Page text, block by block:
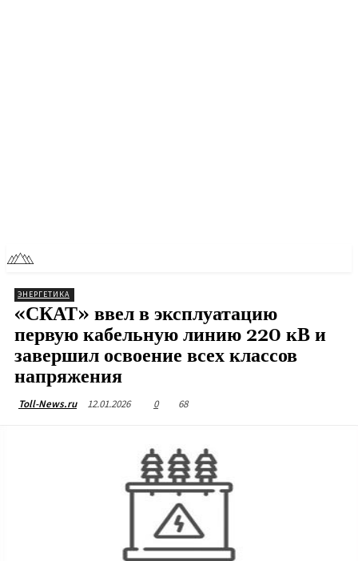
ЭНЕРГЕТИКА
«СКАТ» ввел в эксплуатацию
первую кабельную линию 220 кВ и
завершил освоение всех классов
напряжения
Toll-News.ru 12.01.2026 0 68